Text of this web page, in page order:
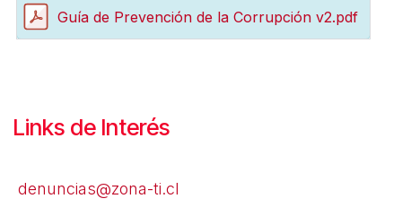
Guía de Prevención de la Corrupción v2.pdf
Links de Interés
denuncias@zona-ti.cl